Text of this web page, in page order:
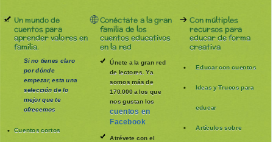
Un mundo de
cuentos para
aprender valores en
familia.
Si no tienes claro
por dónde
empezar, esta una
selección de lo
mejor que te
ofrecemos
Cuentos cortos
Conéctate a la gran
familia de los
cuentos educativos
en la red
Únete a la gran red
de lectores. Ya
somos más de
170.000 a los que
nos gustan los
cuentos en
Facebook
Atrévete con el
Con múltiples
recursos para
educar de forma
creativa
Educar con cuentos
Ideas y Trucos para
educar
Artículos sobre